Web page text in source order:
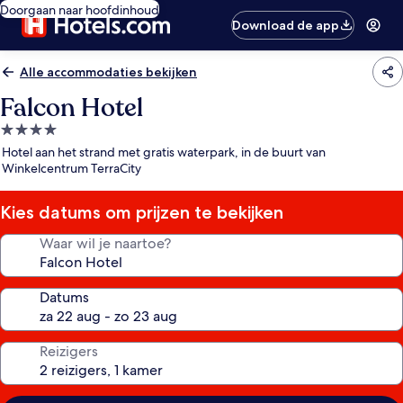
Doorgaan naar hoofdinhoud
Download de app
Alle accommodaties bekijken
Falcon Hotel
4.0-
sterrenaccommodatie
Hotel aan het strand met gratis waterpark, in de buurt van
Winkelcentrum TerraCity
Kies datums om prijzen te bekijken
Waar wil je naartoe?
Datums
Reizigers